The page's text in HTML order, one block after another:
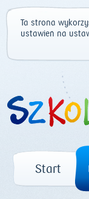
Ta strona
ustawień na
Start